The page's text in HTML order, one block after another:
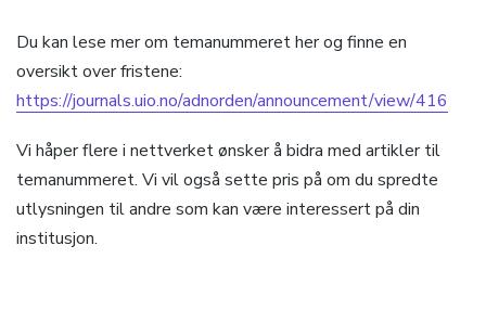
Du kan lese mer om temanummeret her og finne en
oversikt over fristene:
https://journals.uio.no/adnorden/announcement/view/416
Vi håper flere i nettverket ønsker å bidra med artikler til
temanummeret. Vi vil også sette pris på om du spredte
utlysningen til andre som kan være interessert på din
institusjon.